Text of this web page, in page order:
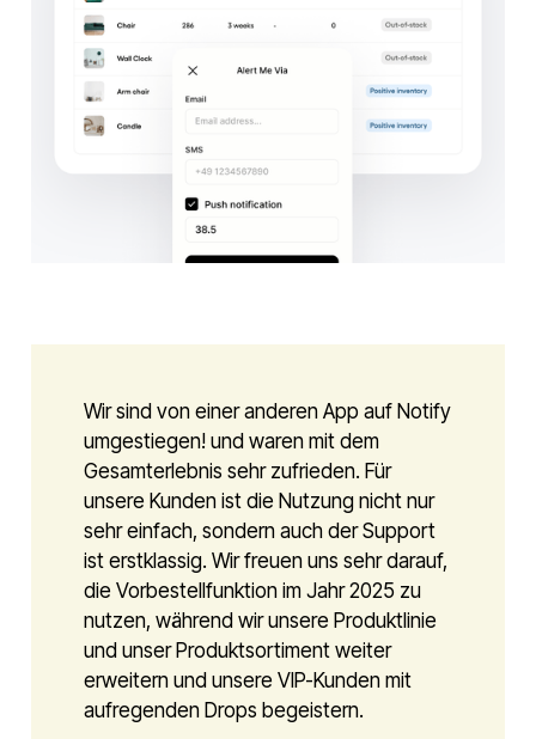
Wir sind von einer anderen App auf Notify
umgestiegen! und waren mit dem
Gesamterlebnis sehr zufrieden. Für
unsere Kunden ist die Nutzung nicht nur
sehr einfach, sondern auch der Support
ist erstklassig. Wir freuen uns sehr darauf,
die Vorbestellfunktion im Jahr 2025 zu
nutzen, während wir unsere Produktlinie
und unser Produktsortiment weiter
erweitern und unsere VIP-Kunden mit
aufregenden Drops begeistern.